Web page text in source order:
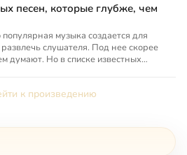
песен, которые глубже, чем
музыка создается для
развлечь слушателя. Под нее скорее
думают. Но в списке известных
к произведению